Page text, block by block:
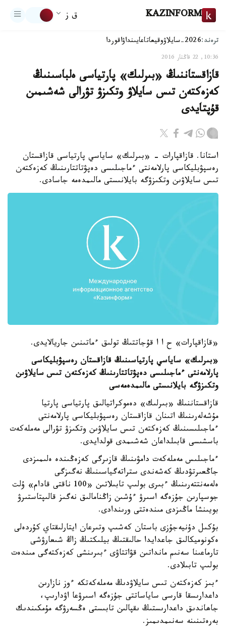
KAZINFORM ق ز
ترەند:2026-سايلاۋ وقيعاتاعايىنداۋاقوردا
10:36, 22 قاڭتار 2016
قازاقستاننىڭ «بىرلىك» پارتياسى ەلباسىنىڭ
كەزەكتەن تىس سايلاۋ وتكىزۋ تۋرالى شەشىمىن
قۇپتايدى
استانا. قازاقپارات - «بىرلىك» ساياسي پارتياسى قازاقستان
رەسپۋبليكاسى پارلامەنتى ءماجىلىسى دەپۋتاتتارىنىڭ كەزەكتەن
تىس سايلاۋىن وتكىزۋگە بايلانىستى مالىمدەمە جاسادى.
«قازاقپارات» ح ا ا قۇجاتتىڭ تولىق ءماتىنىن جاريالايدى.
«بىرلىك» ساياسي پارتياسىنىڭ قازاقستان رەسپۋبليكاسى
پارلامەنتى ءماجىلىسى دەپۋتاتتارىنىڭ كەزەكتەن تىس سايلاۋىن
وتكىزۋگە بايلانىستى مالىمدەمەسى
قازاقستاننىڭ «بىرلىك» دەموكراتيالىق پارتياسى پارتيا
مۇشەلەرىنىڭ اتىنان قازاقستان رەسپۋبليكاسى پارلامەنتى
ءماجىلىسىنىڭ كەزەكتەن تىس سايلاۋىن وتكىزۋ تۋرالى مەملەكەت
باسشىسى قابىلداعان شەشىمدى قولدايدى.
ءماجىلىس مەملەكەت دامۋىنىڭ قازىرگى كەزەڭىندە ەلىمىزدى
جاڭعىرتۋدىڭ كەشەندى ستراتەگياسىنىڭ نەگىزگى
ەلەمەنتتەرىنىڭ ءبىرى بولىپ تابىلاتىن «100 ناقتى قادام» ۇلت
جوسپارىن جۇزەگە اسىرۋ ءۇشىن زاڭنامالىق نەگىز قالىپتاستىرۋ
بويىنشا ماڭىزدى مىندەتتى ورىندادى.
بۇكىل دۇنيەجۇزى باستان كەشىپ وتىرعان ايتارلىقتاي كۇردەلى
ەكونوميكالىق جاعدايدا حالىقتىڭ بيلىكتىڭ زاڭ شىعارۋشى
تارماعىنا سەنىم مانداتىن قۋاتتاۋى ءبىرىنشى كەزەكتەگى مىندەت
بولىپ تابىلادى.
ءبىز كەزەكتەن تىس سايلاۋدىڭ مەملەكەتكە ءوز نازارىن
داعدارىسقا قارسى ساياساتتى جۇزەگە اسىرۋعا اۋدارىپ،
جاھاندىق داعدارىستىڭ ىقپالىن تابىستى ەڭسەرۋگە مۇمكىندىك
بەرەتىنىنە سەنىمدىمىز.